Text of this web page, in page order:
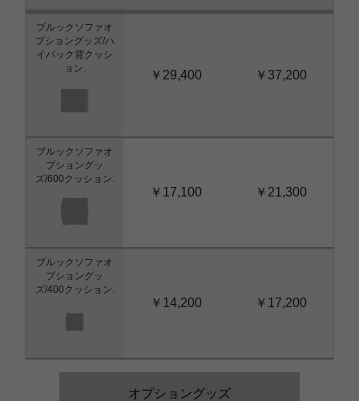
ブルックソファオ
プショングッズ/ハ
イバック背クッシ
ョン.
￥29,400 ￥37,200
ブルックソファオ
プショングッ
ズ/600クッション.
￥17,100 ￥21,300
ブルックソファオ
プショングッ
ズ/400クッション.
￥14,200 ￥17,200
オプショングッズ